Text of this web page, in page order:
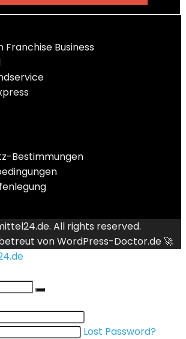
Franchise Business
Bestimmungen
. All rights reserved.
vonWordPress-Doctor.de 🚀
Lost Password?